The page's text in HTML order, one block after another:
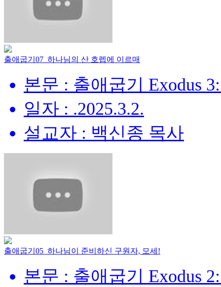
출애굽기07_하나님의 산 호렙에 이르매
본문 : 출애굽기 Exodus
일자 : .2025.3.2.
설교자 : 백신종 목사
출애굽기05_하나님이 준비하신 구원자, 모세!
본문 : 출애굽기 Exodus